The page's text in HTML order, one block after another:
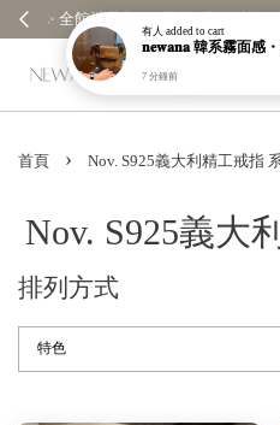
首頁 › Nov. S925義大利精工戒指
Nov. S925義大
排列方式
有人 added to cart
7 分鐘前